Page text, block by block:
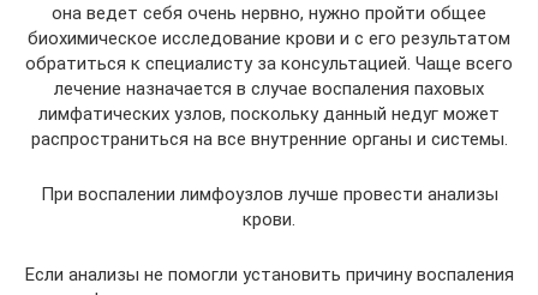
она ведет себя очень нервно, нужно пройти общее
биохимическое исследование крови и с его результатом
обратиться к специалисту за консультацией. Чаще всего
лечение назначается в случае воспаления паховых
лимфатических узлов, поскольку данный недуг может
распространиться на все внутренние органы и системы.
При воспалении лимфоузлов лучше провести анализы
крови.
Если анализы не помогли установить причину воспаления